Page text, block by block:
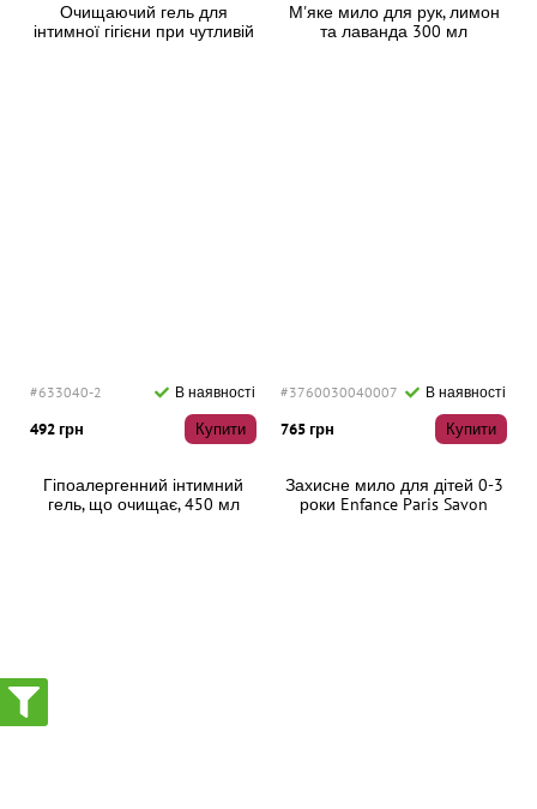
Очищаючий гель для
інтимної гігієни при чутливій
М'яке мило для рук, лимон
та лаванда 300 мл
#633040-2 В наявності
492 грн Купити
Гіпоалергенний інтимний
гель, що очищає, 450 мл
#3760030040007 В наявності
765 грн Купити
Захисне мило для дітей 0-3
роки Enfance Paris Savon